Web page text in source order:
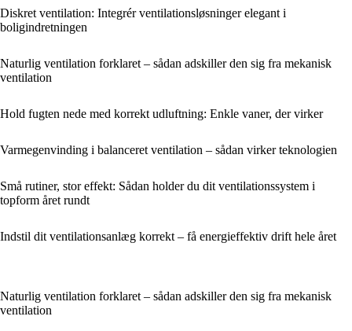
Diskret ventilation: Integrér ventilationsløsninger elegant i
boligindretningen
Naturlig ventilation forklaret – sådan adskiller den sig fra mekanisk
ventilation
Hold fugten nede med korrekt udluftning: Enkle vaner, der virker
Varmegenvinding i balanceret ventilation – sådan virker teknologien
Små rutiner, stor effekt: Sådan holder du dit ventilationssystem i
topform året rundt
Indstil dit ventilationsanlæg korrekt – få energieffektiv drift hele året
Naturlig ventilation forklaret – sådan adskiller den sig fra mekanisk
ventilation